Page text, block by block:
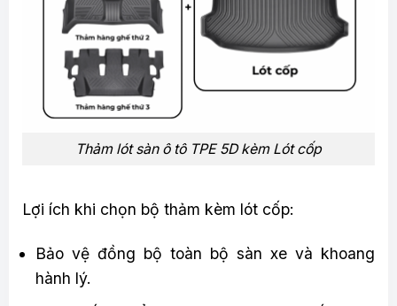
Thảm lót sàn ô tô TPE 5D kèm Lót cốp
Lợi ích khi chọn bộ thảm kèm lót cốp:
Bảo vệ đồng bộ toàn bộ sàn xe và khoang
hành lý.